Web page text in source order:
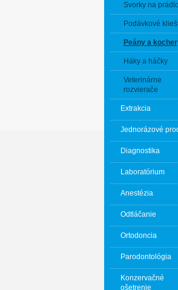
Svorky na prádlo
Podávkové
Peány a
Háky a háčky
Veterinárne
rozvierače
Extrakcia
Jednorázové
Diagnostika
Laboratórium
Anestézia
Odtláčanie
Ortodoncia
Parodontológia
Konzervačné
ošetrenie